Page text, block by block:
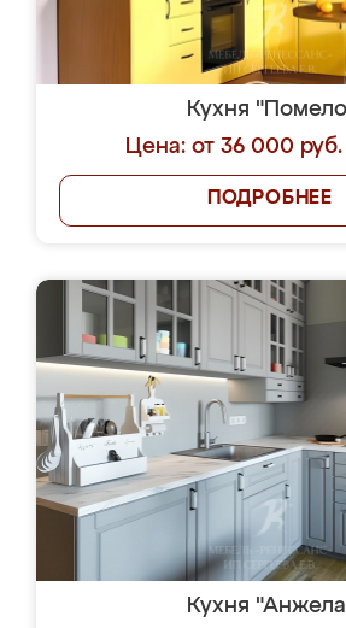
Кухня
Цена: от 36 000 руб.
ПОДРОБНЕЕ
Кухня